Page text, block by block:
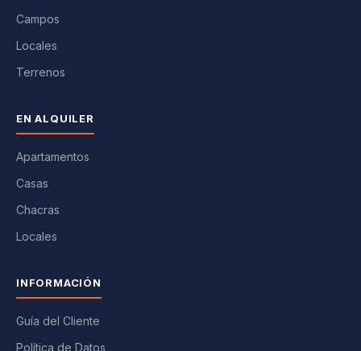
Campos
Locales
Terrenos
EN ALQUILER
Apartamentos
Casas
Chacras
Locales
INFORMACIÓN
Guía del Cliente
Política de Datos